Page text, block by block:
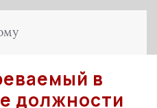
в
должности